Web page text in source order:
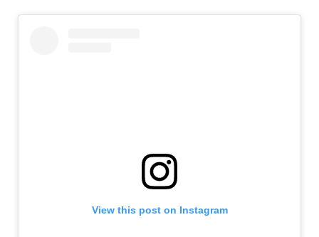
View this post on Instagram